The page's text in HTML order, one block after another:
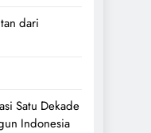
dari
Satu Dekade
Indonesia